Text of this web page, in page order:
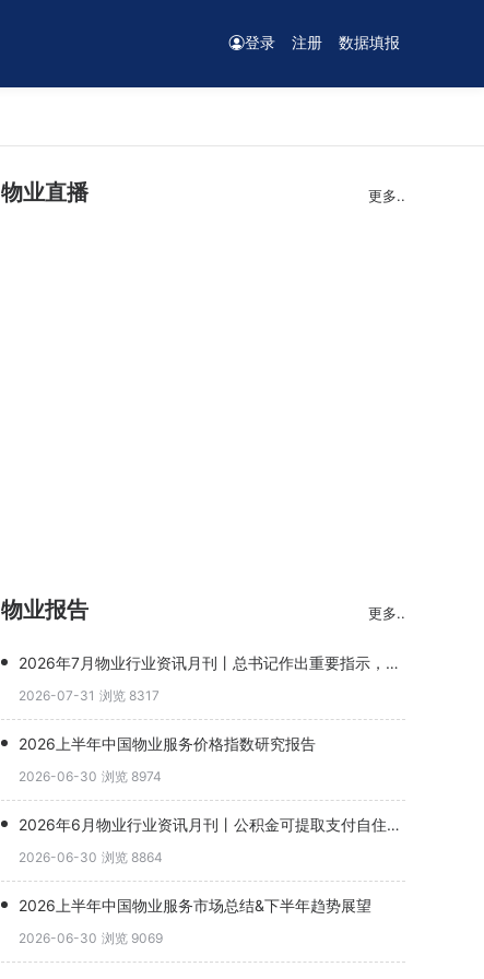
登录 注册 数据填报
物业直播 更多..
物业报告 更多..
2026年7月物业行业资讯月刊丨总书记作出重要指示，完整社区升级物业角色(1)
2026-07-31 浏览 8317
2026上半年中国物业服务价格指数研究报告
2026-06-30 浏览 8974
2026年6月物业行业资讯月刊丨公积金可提取支付自住住房物业费，恒大物业并购谈判终止
2026-06-30 浏览 8864
2026上半年中国物业服务市场总结&下半年趋势展望
2026-06-30 浏览 9069